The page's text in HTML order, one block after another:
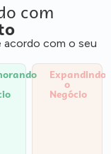
com
acordo com o seu
Expandindo
o
Negócio